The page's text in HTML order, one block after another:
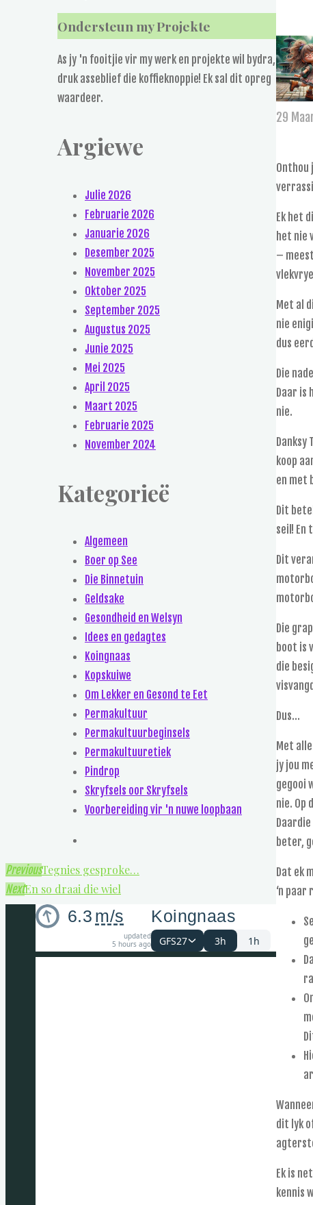
29
Onthou
Ek het
het nie
–
Met al
nie
dus
Die
Daar is
nie.
Danksy
koop
en met
Dit
seil! En
Dit
Die
boot is
die
Dus…
Met
jy jou
gegooi
nie. Op
beter,
Dat ek
‘n paar
dit lyk
Ek is
kennis
Ondersteun my Projekte
As jy 'n fooitjie vir my werk en projekte wil bydra,
druk asseblief die koffieknoppie! Ek sal dit opreg
waardeer.
Argiewe
Julie 2026
Februarie 2026
Januarie 2026
Desember 2025
November 2025
Oktober 2025
September 2025
Augustus 2025
Junie 2025
Mei 2025
April 2025
Maart 2025
Februarie 2025
November 2024
Kategorieë
Algemeen
Boer op See
Die Binnetuin
Geldsake
Gesondheid en Welsyn
Idees en gedagtes
Koingnaas
Kopskuiwe
Om Lekker en Gesond te Eet
Permakultuur
Permakultuurbeginsels
Permakultuuretiek
Pindrop
Skryfsels oor Skryfsels
Voorbereiding vir 'n nuwe loopbaan
PreviousTegnies gesproke…
NextEn so draai die wiel
6.3 m/s Koingnaas
updated
5 hours ago
GFS27 3h 1h